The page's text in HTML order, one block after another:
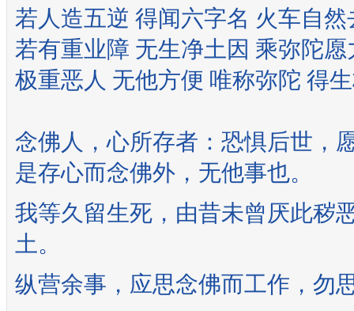
若人造五逆 得闻六字名 火车自
若有重业障 无生净土因 乘弥陀
极重恶人 无他方便 唯称弥陀 得
念佛人，心所存者：恐惧后世，
是存心而念佛外，无他事也。
我等久留生死，由昔未曾厌此秽
土。
纵营余事，应思念佛而工作，勿